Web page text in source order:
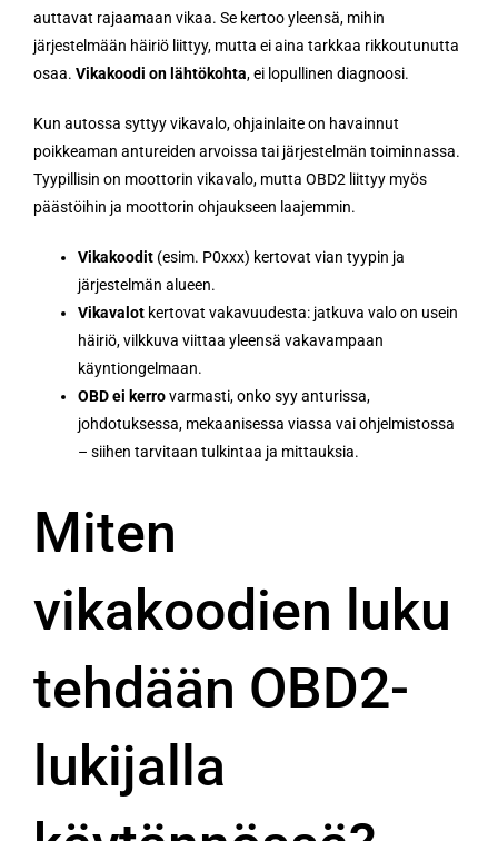
auttavat rajaamaan vikaa. Se kertoo yleensä, mihin
järjestelmään häiriö liittyy, mutta ei aina tarkkaa rikkoutunutta
osaa. Vikakoodi on lähtökohta, ei lopullinen diagnoosi.
Kun autossa syttyy vikavalo, ohjainlaite on havainnut
poikkeaman antureiden arvoissa tai järjestelmän toiminnassa.
Tyypillisin on moottorin vikavalo, mutta OBD2 liittyy myös
päästöihin ja moottorin ohjaukseen laajemmin.
Vikakoodit (esim. P0xxx) kertovat vian tyypin ja
järjestelmän alueen.
Vikavalot kertovat vakavuudesta: jatkuva valo on usein
häiriö, vilkkuva viittaa yleensä vakavampaan
käyntiongelmaan.
OBD ei kerrovarmasti, onko syy anturissa,
johdotuksessa, mekaanisessa viassa vai ohjelmistossa
– siihen tarvitaan tulkintaa ja mittauksia.
Miten
vikakoodien luku
tehdään OBD2-
lukijalla